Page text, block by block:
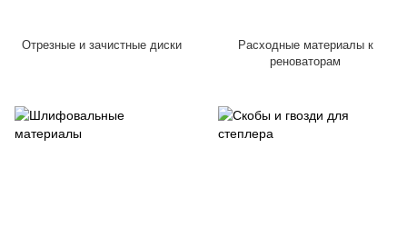
Отрезные и зачистные диски
Расходные материалы к
реноваторам